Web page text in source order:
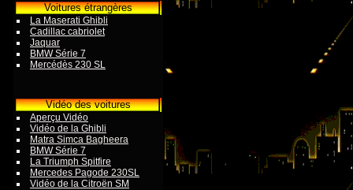
Voitures étrangères
La Maserati Ghibli
Cadillac cabriolet
Jaquar
BMW Série 7
Mercédès 230 SL
Vidéo des voitures
Aperçu Vidéo
Vidéo de la Ghibli
Matra Simca Bagheera
BMW Série 7
La Triumph Spitfire
Mercedes Pagode 230SL
Vidéo de la Citroën SM